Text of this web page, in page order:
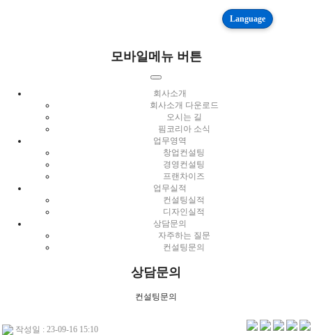
Language
모바일메뉴 버튼
회사소개
회사소개 다운로드
오시는 길
핌코리아 소식
업무영역
창업컨설팅
경영컨설팅
프랜차이즈
업무실적
컨설팅실적
디자인실적
상담문의
자주하는 질문
컨설팅문의
상담문의
컨설팅문의
작성일 : 23-09-16 15:10